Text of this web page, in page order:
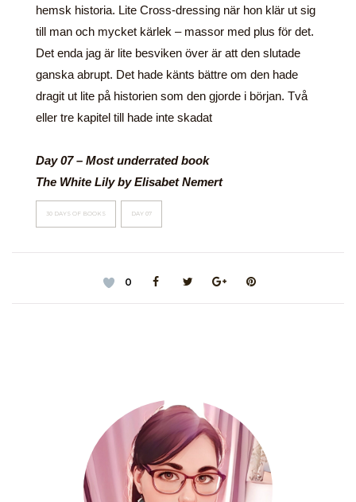
hemsk historia. Lite Cross-dressing när hon klär ut sig
till man och mycket kärlek – massor med plus för det.
Det enda jag är lite besviken över är att den slutade
ganska abrupt. Det hade känts bättre om den hade
dragit ut lite på historien som den gjorde i början. Två
eller tre kapitel till hade inte skadat
Day 07 – Most underrated book
The White Lily by Elisabet Nemert
30 DAYS OF BOOKS DAY 07
0